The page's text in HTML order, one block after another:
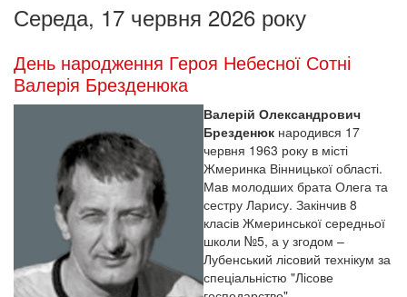
Середа, 17 червня 2026 року
День народження Героя Небесної Сотні
Валерія Брезденюка
Валерій Олександрович
Брезденюк народився 17
червня 1963 року в місті
Жмеринка Вінницької області.
Мав молодших брата Олега та
сестру Ларису. Закінчив 8
класів Жмеринської середньої
школи №5, а у згодом –
Лубенський лісовий технікум за
спеціальністю "Лісове